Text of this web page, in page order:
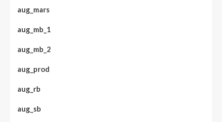
aug_mars
aug_mb_1
aug_mb_2
aug_prod
aug_rb
aug_sb